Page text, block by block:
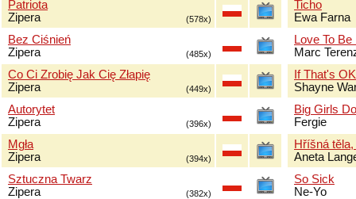
Patriota
Zipera
(578x)
Bez Ciśnień
Zipera
(485x)
Co Ci Zrobię Jak Cię Złapię
Zipera
(449x)
Autorytet
Zipera
(396x)
Mgła
Zipera
(394x)
Sztuczna Twarz
Zipera
(382x)
Ticho
Ewa Farna
Love To
Marc
If That's
Shayne
Big Girls
Fergie
Hříšná
Aneta
So Sick
Ne-Yo